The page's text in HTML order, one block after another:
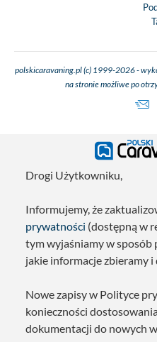
polskicaravaning.pl (c) 1999-2026 -
na stronie możliwe po
Drogi Użytkowniku,
Informujemy, że
prywatności (dostępną w
tym wyjaśniamy w sposób
jakie informacje zbieramy
Nowe zapisy w Polityce
konieczności
dokumentacji do nowych